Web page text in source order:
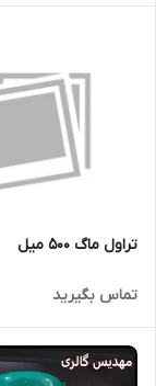
تراول ماگ 500 میل
تماس بگیرید